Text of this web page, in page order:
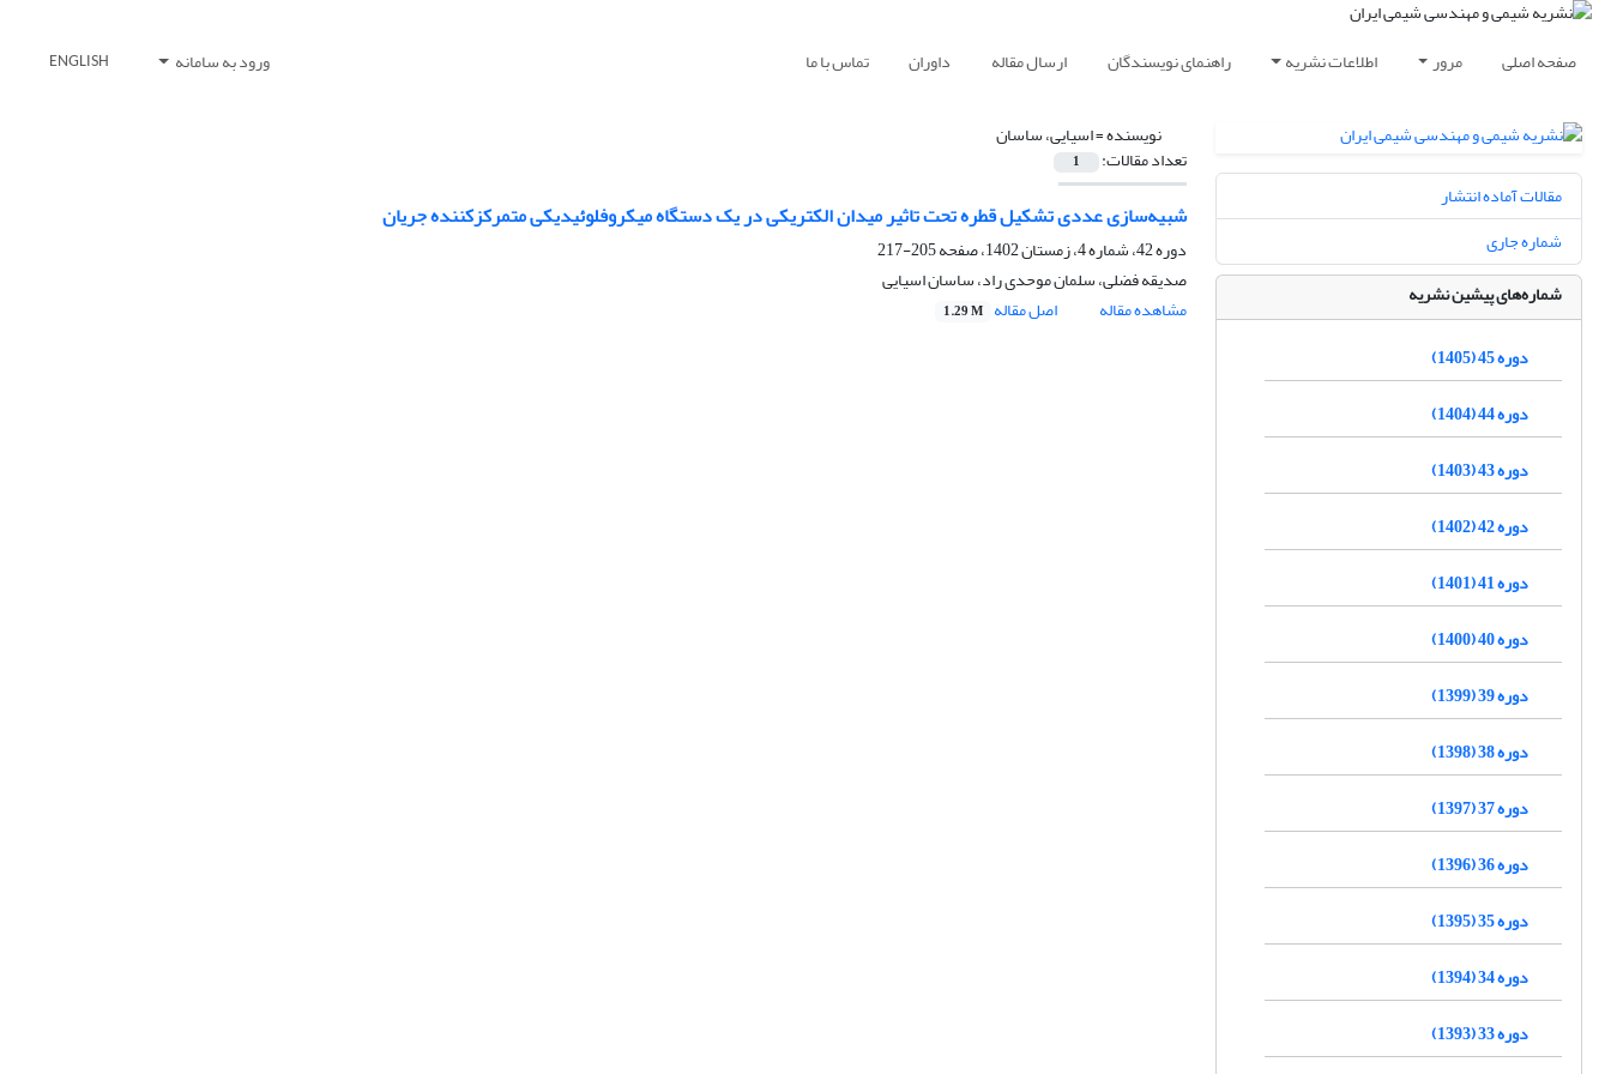
صفحه اصلی مرور اطلاعات نشریه راهنمای نویسندگان ارسال مقاله داوران تماس با ما ورود به سامانه ENGLISH
نویسنده =اسیایی، ساسان
تعداد مقالات: 1
شبیه‌سازی عددی تشکیل قطره تحت تاثیر میدان الکتریکی در یک دستگاه میکروفلوئیدیکی متمرکزکننده جریان
دوره 42، شماره 4، زمستان 1402، صفحه
205-217
صدیقه فضلی، سلمان موحدی راد، ساسان اسیایی
مشاهده مقاله
اصل مقاله 1.29 M
مقالات آماده انتشار
شماره جاری
شماره‌های پیشین نشریه
دوره 45 (1405)
دوره 44 (1404)
دوره 43 (1403)
دوره 42 (1402)
دوره 41 (1401)
دوره 40 (1400)
دوره 39 (1399)
دوره 38 (1398)
دوره 37 (1397)
دوره 36 (1396)
دوره 35 (1395)
دوره 34 (1394)
دوره 33 (1393)